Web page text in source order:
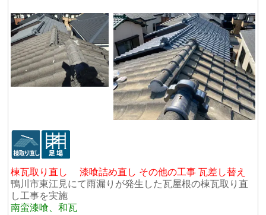
棟瓦取り直し 漆喰詰め直し その他の工事 瓦差し替え
鴨川市東江見にて雨漏りが発生した瓦屋根の棟瓦取り直
し工事を実施
南蛮漆喰、和瓦